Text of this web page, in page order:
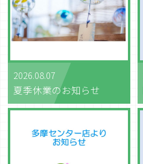
2026.08.07
夏季休業のお知らせ